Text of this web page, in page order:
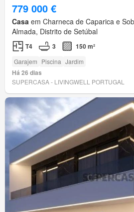
779 000 €
Casa em Charneca de Caparica e
Almada, Distrito de Setúbal
T4 3 150 m²
Garajem Piscina Jardim
Há 26 dias
SUPERCASA - LIVINGWELL PORTUGAL